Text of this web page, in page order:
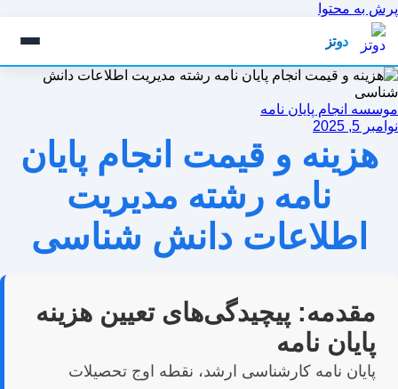
پرش به محتوا
دوتز
موسسه انجام پایان نامه
نوامبر 5, 2025
هزینه و قیمت انجام پایان
نامه رشته مدیریت
اطلاعات دانش شناسی
مقدمه: پیچیدگی‌های تعیین هزینه
پایان نامه
پایان نامه کارشناسی ارشد، نقطه اوج تحصیلات